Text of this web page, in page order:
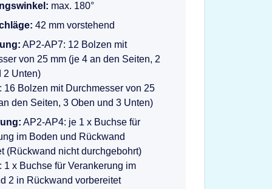
max. 180°
42 mm vorstehend
AP2-AP7: 12 Bolzen mit
von 25 mm (je 4 an den Seiten, 2
2 Unten)
16 Bolzen mit Durchmesser von 25
den Seiten, 3 Oben und 3 Unten)
AP2-AP4: je 1 x Buchse für
im Boden und Rückwand
(Rückwand nicht durchgebohrt)
1 x Buchse für Verankerung im
2 in Rückwand vorbereitet